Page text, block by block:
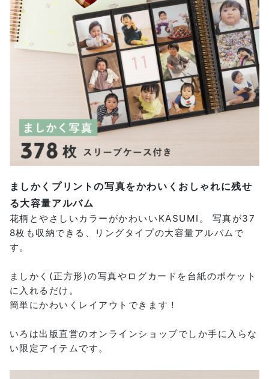
ましかくプリントの写真をかわいくおしゃれに残せ
る大容量アルバム
花柄とやさしいカラーがかわいいKASUMI。 写真が37
8枚も収納できる、リングタイプの大容量アルバムで
す。
ましかく(正方形)の写真やログカードを台紙のポケット
に入れるだけ。
簡単にかわいくレイアウトできます！
いろは出版直営のオンラインショップでしか手に入らな
い限定アイテムです。